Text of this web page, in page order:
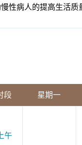
性病人的提高生活质
段 星期一
上午